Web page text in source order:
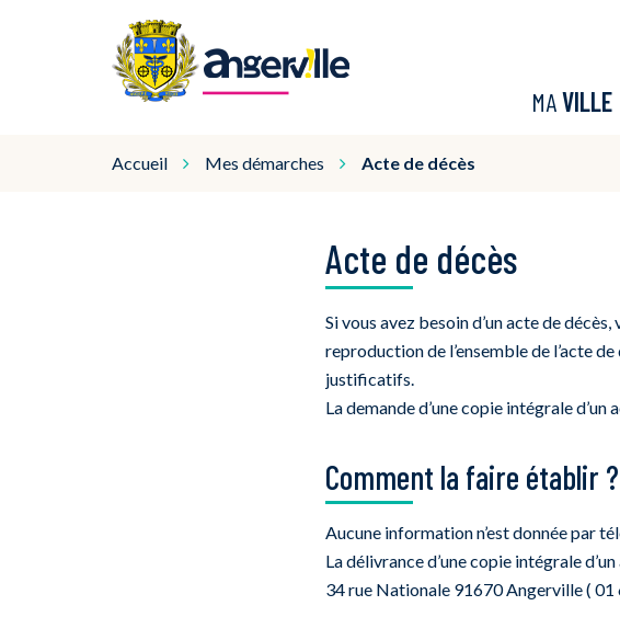
Angerville
MAVILLE
Accueil Mes démarches Acte de décès
Acte de décès
Si vous avez besoin d’un acte de
reproduction de l’ensemble de l’acte
justificatifs.
La demande d’une copie intégrale
Comment la faire établir ?
Aucune information n’est donnée par
La délivrance d’une copie intégrale
34 rue Nationale 91670 Angerville ( 01